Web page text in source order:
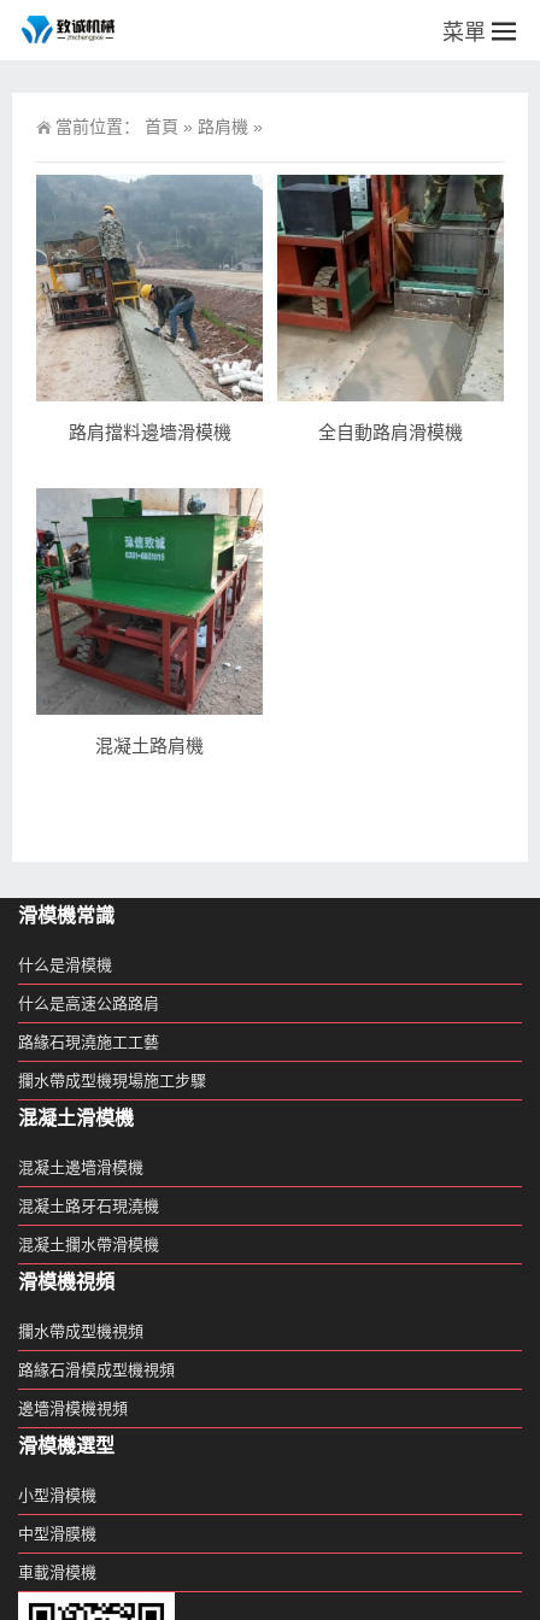
菜單
當前位置： 首頁 » 路肩機 »
路肩擋料邊墻滑模機 全自動路肩滑模機
混凝土路肩機
滑模機常識
什么是滑模機
什么是高速公路路肩
路緣石現澆施工工藝
攔水帶成型機現場施工步驟
混凝土滑模機
混凝土邊墻滑模機
混凝土路牙石現澆機
混凝土攔水帶滑模機
滑模機視頻
攔水帶成型機視頻
路緣石滑模成型機視頻
邊墻滑模機視頻
滑模機選型
小型滑模機
中型滑膜機
車載滑模機